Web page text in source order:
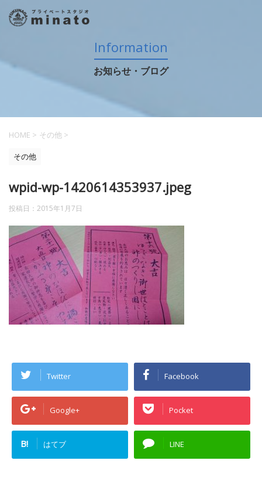
Information
お知らせ・ブログ
HOME > その他 >
その他
wpid-wp-1420614353937.jpeg
投稿日： 2015年1月7日
Twitter Facebook
Google+ Pocket
B! はてブ LINE